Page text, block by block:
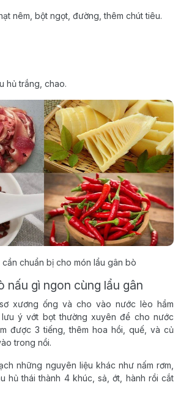
nêm, bột ngọt, đường, thêm chút tiêu.
hủ trắng, chao.
chuẩn bị cho món lẩu gân bò
nấu gì ngon cùng lẩu gân
xương ống và cho vào nước lèo hầm
ý vớt bọt thường xuyên để cho nước
được 3 tiếng, thêm hoa hồi, quế, và củ
trong nồi.
những nguyên liệu khác như nấm rơm,
hủ thái thành 4 khúc, sả, ớt, hành rồi cắt